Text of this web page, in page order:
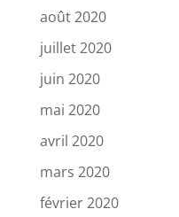
août 2020
juillet 2020
juin 2020
mai 2020
avril 2020
mars 2020
février 2020